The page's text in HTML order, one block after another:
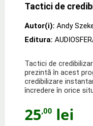
Tactici de
Autor(i): Andy
Editura:
Tactici de
prezintă în acest
credibilizare
încredere în orice
25,00 lei